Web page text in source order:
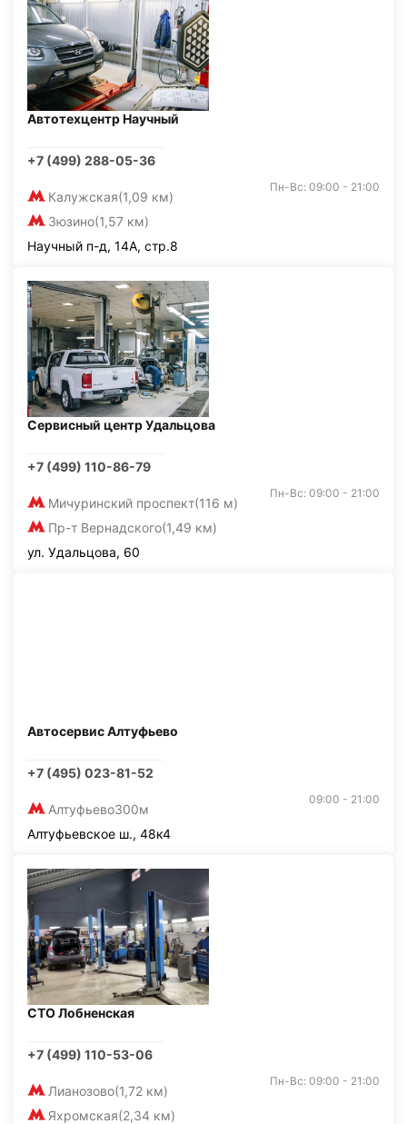
Автотехцентр Научный
+7 (499) 288-05-36
Калужская(1,09 км)
Зюзино(1,57 км)
Пн-Вс: 09:00 - 21:00
Научный п-д, 14А, стр.8
Сервисный центр Удальцова
+7 (499) 110-86-79
Мичуринский проспект(116 м)
Пр-т Вернадского(1,49 км)
Пн-Вс: 09:00 - 21:00
ул. Удальцова, 60
Автосервис Алтуфьево
+7 (495) 023-81-52
Алтуфьево300м
09:00 - 21:00
Алтуфьевское ш., 48к4
СТО Лобненская
+7 (499) 110-53-06
Лианозово(1,72 км)
Яхромская(2,34 км)
Пн-Вс: 09:00 - 21:00